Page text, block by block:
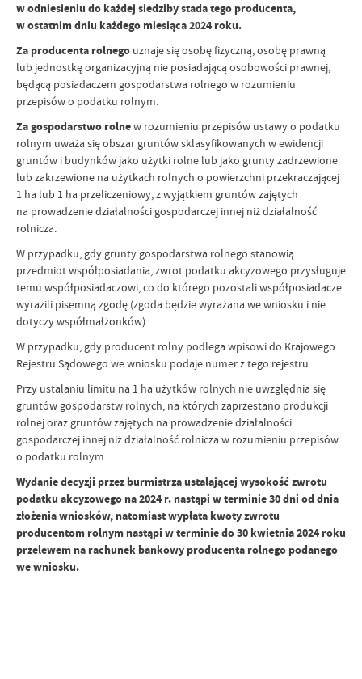
w odniesieniu do każdej siedziby stada tego producenta,
w ostatnim dniu każdego miesiąca 2024 roku.
Za producenta rolnego uznaje się osobę fizyczną, osobę prawną
lub jednostkę organizacyjną nie posiadającą osobowości prawnej,
będącą posiadaczem gospodarstwa rolnego w rozumieniu
przepisów o podatku rolnym.
Za gospodarstwo rolnew rozumieniu przepisów ustawy o podatku
rolnym uważa się obszar gruntów sklasyfikowanych w ewidencji
gruntów i budynków jako użytki rolne lub jako grunty zadrzewione
lub zakrzewione na użytkach rolnych o powierzchni przekraczającej
1 ha lub 1 ha przeliczeniowy, z wyjątkiem gruntów zajętych
na prowadzenie działalności gospodarczej innej niż działalność
rolnicza.
W przypadku, gdy grunty gospodarstwa rolnego stanowią
przedmiot współposiadania, zwrot podatku akcyzowego przysługuje
temu współposiadaczowi, co do którego pozostali współposiadacze
wyrazili pisemną zgodę (zgoda będzie wyrażana we wniosku i nie
dotyczy współmałżonków).
W przypadku, gdy producent rolny podlega wpisowi do Krajowego
Rejestru Sądowego we wniosku podaje numer z tego rejestru.
Przy ustalaniu limitu na 1 ha użytków rolnych nie uwzględnia się
gruntów gospodarstw rolnych, na których zaprzestano produkcji
rolnej oraz gruntów zajętych na prowadzenie działalności
gospodarczej innej niż działalność rolnicza w rozumieniu przepisów
o podatku rolnym.
Wydanie decyzji przez burmistrza ustalającej wysokość zwrotu
podatku akcyzowego na 2024 r. nastąpi w terminie 30 dni od dnia
złożenia wniosków, natomiast wypłata kwoty zwrotu
producentom rolnym nastąpi w terminie do 30 kwietnia 2024 roku
przelewem na rachunek bankowy producenta rolnego podanego
we wniosku.